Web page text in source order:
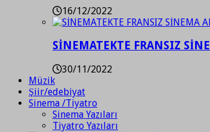
16/12/2022
SİNEMATEKTE FRANSIZ
30/11/2022
Müzik
Şiir/edebiyat
Sinema /Tiyatro
Sinema Yazıları
Tiyatro Yazıları